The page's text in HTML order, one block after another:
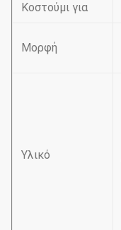
Κοστούμι για
Μορφή
Υλικό